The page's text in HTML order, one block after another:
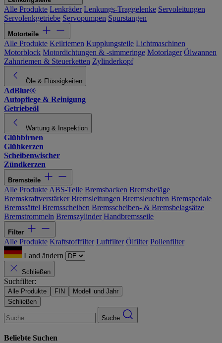
Alle Produkte Lenkräder Lenkungs-Traggelenke Servoleitungen
Servolenkgetriebe Servopumpen Spurstangen
Motorteile
Alle Produkte Keilriemen Kupplungsteile Lichtmaschinen
Motorblock Motordichtungen & -simmeringe Motorlager Ölwannen
Zahnriemen & Steuerketten Zylinderkopf
Öle & Flüssigkeiten
AdBlue®
Autopflege & Reinigung
Getriebeöl
Wartung & Inspektion
Glühbirnen
Glühkerzen
Scheibenwischer
Zündkerzen
Bremsteile
Alle Produkte ABS-Teile Bremsbacken Bremsbeläge
Bremskraftverstärker Bremsleitungen Bremsleuchten Bremspedale
Bremssättel Bremsscheiben Bremsscheiben- & Bremsbelagsätze
Bremstrommeln Bremszylinder Handbremsseile
Filter
Alle Produkte Kraftstofffilter Luftfilter Ölfilter Pollenfilter
Land ändern
Schließen
Suchfilter:
Alle Produkte FIN
Modell und Jahr
Schließen
Suche
Beliebte Suchen